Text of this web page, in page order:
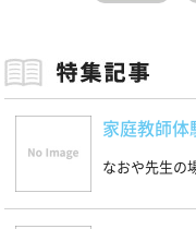
家庭教師体
なおや先生の